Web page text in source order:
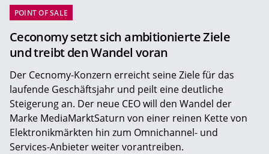
POINT OF SALE
Ceconomy setzt sich ambitionierte Ziele
und treibt den Wandel voran
Der Cecnomy-Konzern erreicht seine Ziele für das
laufende Geschäftsjahr und peilt eine deutliche
Steigerung an. Der neue CEO will den Wandel der
Marke MediaMarktSaturn von einer reinen Kette von
Elektronikmärkten hin zum Omnichannel- und
Services-Anbieter weiter vorantreiben.